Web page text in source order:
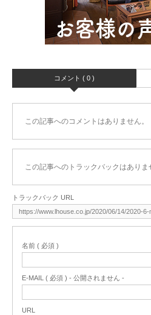
コメント ( 0 )
この記事へのコメントはありません。
この記事へのトラックバックはありま
トラックバック URL
名前 ( 必須 )
E-MAIL ( 必須 ) - 公開されません -
URL